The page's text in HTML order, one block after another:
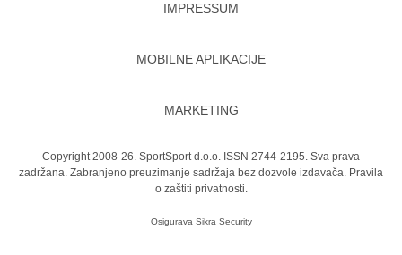
IMPRESSUM
MOBILNE APLIKACIJE
MARKETING
Copyright 2008-26. SportSport d.o.o. ISSN 2744-2195. Sva prava
zadržana. Zabranjeno preuzimanje sadržaja bez dozvole izdavača. Pravila
o zaštiti privatnosti.
Osigurava Sikra Security